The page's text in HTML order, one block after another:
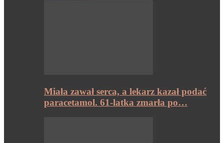
Miała zawał serca, a lekarz kazał podać
paracetamol. 61-latka zmarła po…